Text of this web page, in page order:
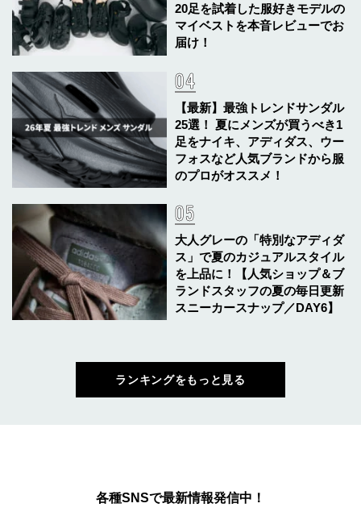
20足を試着した服好きモデルの
マイベストを本音レビューでお
届け！
【最新】最強トレンドサンダル
25選！ 夏にメンズが買うべき1
足をナイキ、アディダス、ウー
フォスなど人気ブランドから服
のプロがオススメ！
大人グレーの「特別なアディダ
ス」で夏のカジュアルスタイル
を上品に！【人気ショップ＆ブ
ランドスタッフの夏の毎日更新
スニーカースナップ／DAY6】
ランキングをもっと見る
各種SNSで最新情報発信中！